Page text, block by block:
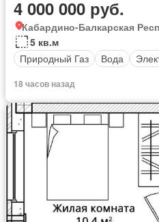
4 000 000 руб.
Кабардино-Балкарская
5 кв.м
Природный Газ
Вода
18 часов назад